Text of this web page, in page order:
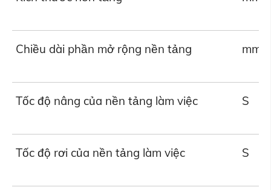
Chiều dài phần mở rộng nền tảng mm
Tốc độ nâng của nền tảng làm việc S
Tốc độ rơi của nền tảng làm việc S